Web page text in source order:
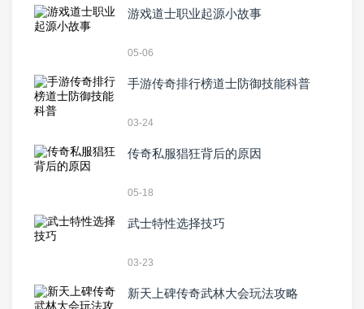
游戏道士职业起源小故事
05-06
手游传奇排行榜道士防御技能科普
03-24
传奇私服猖狂背后的原因
05-18
武士特性选择技巧
03-23
新天上碑传奇武林大会玩法攻略